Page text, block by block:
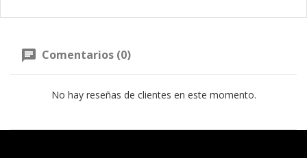
Comentarios (0)
No hay reseñas de clientes en este momento.